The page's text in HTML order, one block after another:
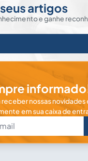
artigos
e ganhe
receber nossas novidades
em sua caixa de